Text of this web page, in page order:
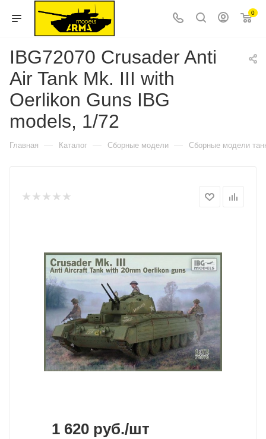
0
IBG72070 Crusader Anti
Air Tank Mk. III with
Oerlikon Guns IBG
models, 1/72
Главная — Каталог — Сборные модели — Сборные модели
1 620 руб./шт